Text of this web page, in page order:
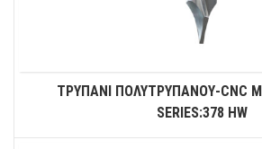
ΤΡΥΠΑΝΙ ΠΟΛΥΤΡΥΠΑΝΟΥ-CNC
SERIES:378 HW